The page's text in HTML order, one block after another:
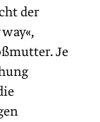
der
Je